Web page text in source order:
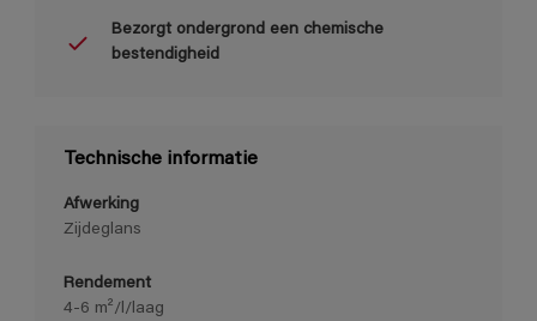
Bezorgt ondergrond een chemische
bestendigheid
Technische informatie
Afwerking
Zijdeglans
Rendement
4-6 m²/l/laag